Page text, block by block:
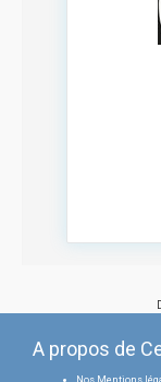
A propos de
Nos Mentions